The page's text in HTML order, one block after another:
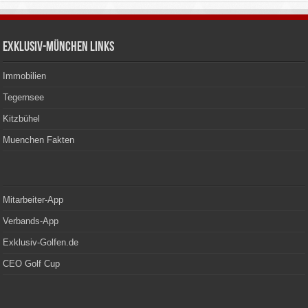
Exklusiv-München Links
Immobilien
Tegernsee
Kitzbühel
Muenchen Fakten
Mitarbeiter-App
Verbands-App
Exklusiv-Golfen.de
CEO Golf Cup